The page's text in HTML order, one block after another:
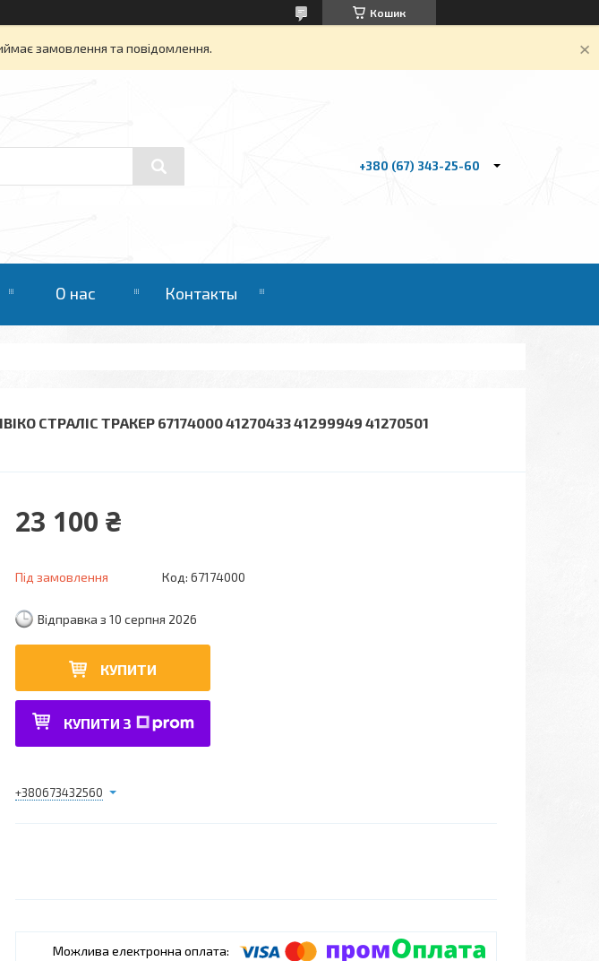
Кошик
замовлення та повідомлення.
+380 (67) 343-25-60
О нас Контакты
ІВІКО СТРАЛІС ТРАКЕР 67174000 41270433 41299949 41270501
23 100 ₴
Під замовлення Код: 67174000
Відправка з 10 серпня 2026
КУПИТИ
КУПИТИ З
+380673432560